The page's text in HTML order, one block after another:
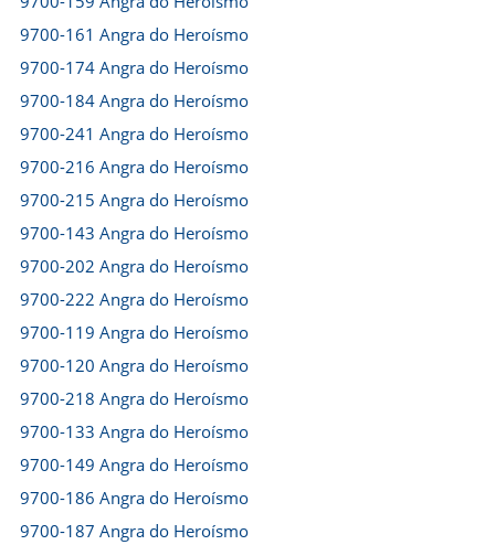
9700-161 Angra do Heroísmo
9700-174 Angra do Heroísmo
9700-184 Angra do Heroísmo
9700-241 Angra do Heroísmo
9700-216 Angra do Heroísmo
9700-215 Angra do Heroísmo
9700-143 Angra do Heroísmo
9700-202 Angra do Heroísmo
9700-222 Angra do Heroísmo
9700-119 Angra do Heroísmo
9700-120 Angra do Heroísmo
9700-218 Angra do Heroísmo
9700-133 Angra do Heroísmo
9700-149 Angra do Heroísmo
9700-186 Angra do Heroísmo
9700-187 Angra do Heroísmo